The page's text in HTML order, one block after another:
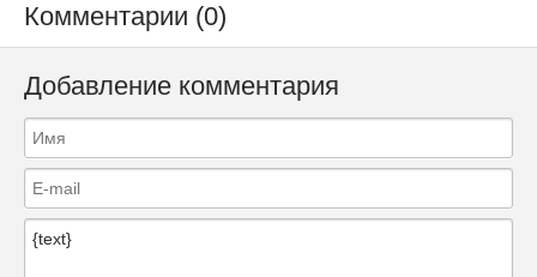
Комментарии (0)
Добавление комментария